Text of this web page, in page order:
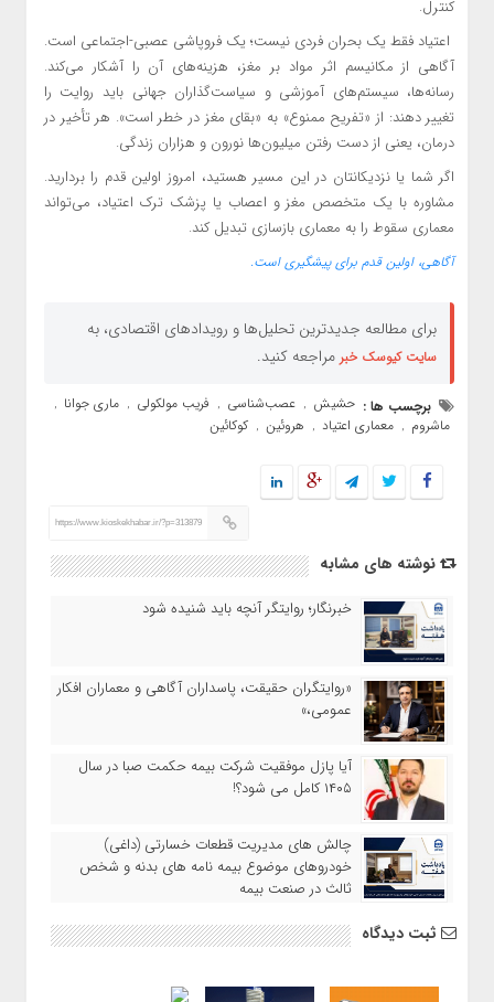
کنترل.
اعتیاد فقط یک بحران فردی نیست؛ یک فروپاشی عصبی-اجتماعی است.
آگاهی از مکانیسم اثر مواد بر مغز، هزینه‌های آن را آشکار می‌کند.
رسانه‌ها، سیستم‌های آموزشی و سیاست‌گذاران جهانی باید روایت را
تغییر دهند: از «تفریح ممنوع» به «بقای مغز در خطر است». هر تأخیر در
درمان، یعنی از دست رفتن میلیون‌ها نورون و هزاران زندگی.
اگر شما یا نزدیکانتان در این مسیر هستید، امروز اولین قدم را بردارید.
مشاوره با یک متخصص مغز و اعصاب یا پزشک ترک اعتیاد، می‌تواند
معماری سقوط را به معماری بازسازی تبدیل کند.
آگاهی، اولین قدم برای پیشگیری است.
برای مطالعه جدیدترین تحلیل‌ها و رویدادهای اقتصادی، به
سایت کیوسک خبرمراجعه کنید.
برچسب ها : حشیش , عصب‌شناسی , فریب مولکولی , ماری جوانا ,
ماشروم , معماری اعتیاد , هروئین , کوکائین
https://www.kioskekhabar.ir/?p=313879
نوشته های مشابه
خبرنگار؛ روایتگر آنچه باید شنیده شود
«روایتگران حقیقت، پاسداران آگاهی و معماران افکار
عمومی،»
آیا پازل موفقیت شرکت بیمه حکمت صبا در سال
۱۴۰۵ کامل می شود؟!
چالش های مدیریت قطعات خسارتی (داغی)
خودروهای موضوع بیمه نامه های بدنه و شخص
ثالث در صنعت بیمه
ثبت دیدگاه